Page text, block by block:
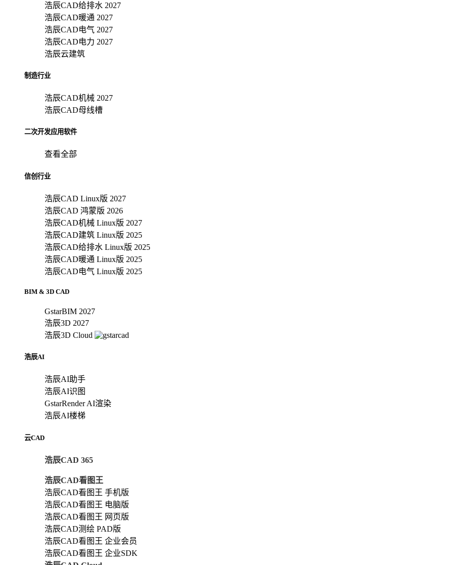
浩辰CAD给排水 2027
浩辰CAD暖通 2027
浩辰CAD电气 2027
浩辰CAD电力 2027
浩辰云建筑
制造行业
浩辰CAD机械 2027
浩辰CAD母线槽
二次开发应用软件
查看全部
信创行业
浩辰CAD Linux版 2027
浩辰CAD 鸿蒙版 2026
浩辰CAD机械 Linux版 2027
浩辰CAD建筑 Linux版 2025
浩辰CAD给排水 Linux版 2025
浩辰CAD暖通 Linux版 2025
浩辰CAD电气 Linux版 2025
BIM & 3D CAD
GstarBIM 2027
浩辰3D 2027
浩辰3D Cloud
浩辰AI
浩辰AI助手
浩辰AI识图
GstarRender AI渲染
浩辰AI楼梯
云CAD
浩辰CAD 365
浩辰CAD看图王
浩辰CAD看图王 手机版
浩辰CAD看图王 电脑版
浩辰CAD看图王 网页版
浩辰CAD测绘 PAD版
浩辰CAD看图王 企业会员
浩辰CAD看图王 企业SDK